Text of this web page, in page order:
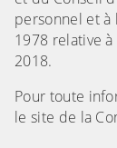
personnel et à
1978 relative
2018.
Pour toute
le site de la